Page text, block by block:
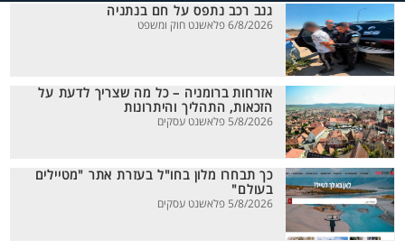
גנב רכב נתפס על חם בנתניה
6/8/2026 פלאשנט חוק ומשפט
אזרחות ברומניה – כל מה שצריך לדעת על
הזכאות, התהליך והיתרונות
5/8/2026 פלאשנט עסקים
כך תבחרו מלון בחו"ל בעזרת אתר "מטיילים
בעולם"
5/8/2026 פלאשנט עסקים